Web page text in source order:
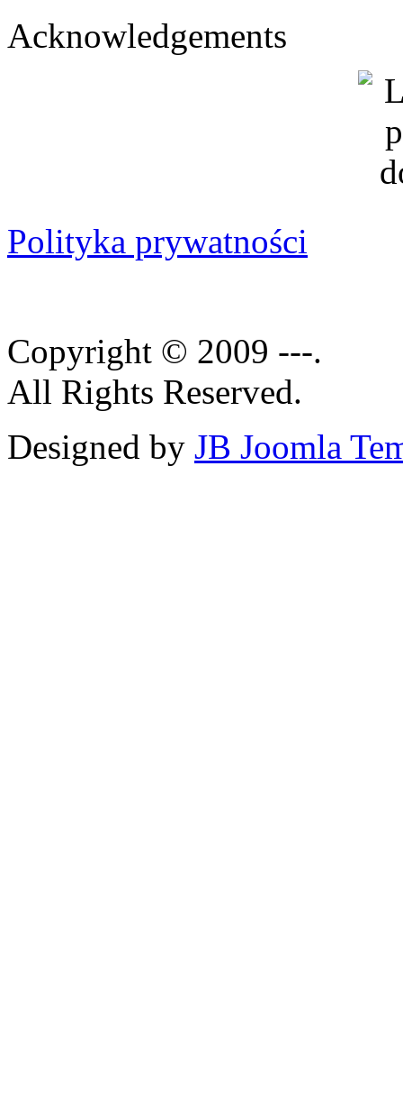
Acknowledgements
Polityka prywatności
Copyright © 2009 ---.
All Rights Reserved.
Designed by JB Joomla